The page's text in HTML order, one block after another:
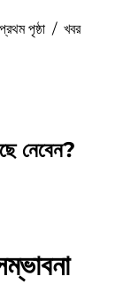
প্রথম পৃষ্ঠা / খবর
নেবেন?